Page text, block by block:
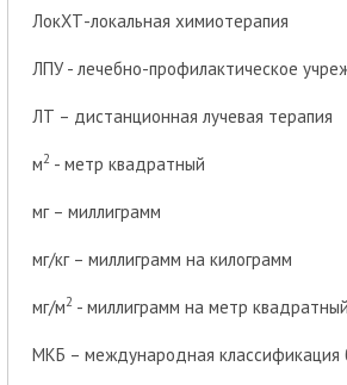
ЛокХТ-локальная химиотерапия
ЛПУ - лечебно-профилактическое
ЛТ – дистанционная лучевая терапия
м2 - метр квадратный
мг – миллиграмм
мг/кг – миллиграмм на килограмм
мг/м2 - миллиграмм на метр квадратный
МКБ – международная классификация